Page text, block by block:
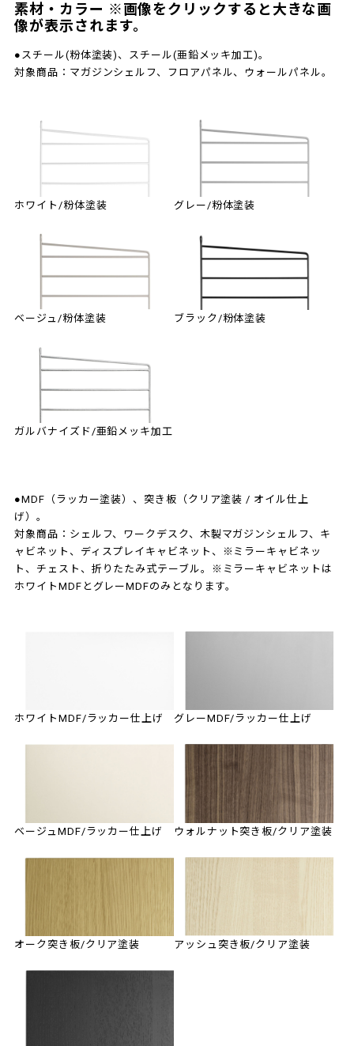
素材・カラー ※画像をクリックすると大きな画
像が表示されます。
●スチール(粉体塗装)、スチール(亜鉛メッキ加工)。
対象商品：マガジンシェルフ、フロアパネル、ウォールパネル。
ホワイト/粉体塗装 グレー/粉体塗装
ベージュ/粉体塗装 ブラック/粉体塗装
ガルバナイズド/亜鉛メッキ加工
●MDF（ラッカー塗装）、突き板（クリア塗装 / オイル仕上
げ）。
対象商品：シェルフ、ワークデスク、木製マガジンシェルフ、キ
ャビネット、ディスプレイキャビネット、※ミラーキャビネッ
ト、チェスト、折りたたみ式テーブル。※ミラーキャビネットは
ホワイトMDFとグレーMDFのみとなります。
ホワイトMDF/ラッカー仕上げ グレーMDF/ラッカー仕上げ
ベージュMDF/ラッカー仕上げ ウォルナット突き板/クリア塗装
オーク突き板/クリア塗装 アッシュ突き板/クリア塗装